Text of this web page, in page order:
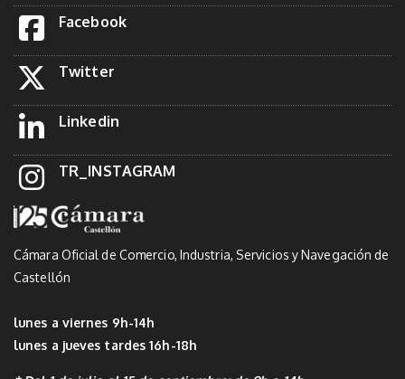
Facebook
Twitter
Linkedin
TR_INSTAGRAM
Cámara Oficial de Comercio, Industria, Servicios y Navegación de
Castellón
lunes a viernes 9h-14h
lunes a jueves tardes 16h-18h